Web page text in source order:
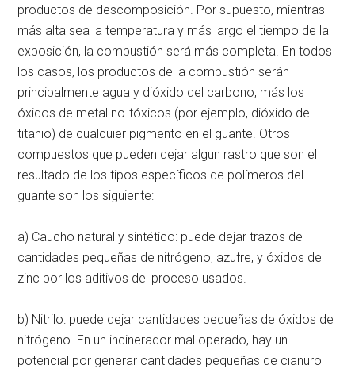
productos de descomposición. Por supuesto, mientras
más alta sea la temperatura y más largo el tiempo de la
exposición, la combustión será más completa. En todos
los casos, los productos de la combustión serán
principalmente agua y dióxido del carbono, más los
óxidos de metal no-tóxicos (por ejemplo, dióxido del
titanio) de cualquier pigmento en el guante. Otros
compuestos que pueden dejar algun rastro que son el
resultado de los tipos específicos de polímeros del
guante son los siguiente:
a) Caucho natural y sintético: puede dejar trazos de
cantidades pequeñas de nitrógeno, azufre, y óxidos de
zinc por los aditivos del proceso usados.
b) Nitrilo: puede dejar cantidades pequeñas de óxidos de
nitrógeno. En un incinerador mal operado, hay un
potencial por generar cantidades pequeñas de cianuro